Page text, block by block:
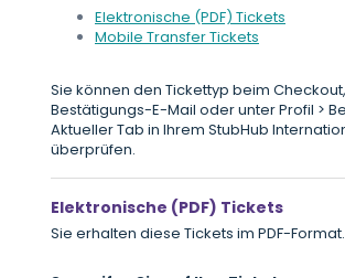
Elektronische (PDF) Tickets
Mobile Transfer Tickets
Sie können den Tickettyp beim
Bestätigungs-E-Mail oder unter Profil >
Aktueller Tab in Ihrem StubHub
überprüfen.
Elektronische (PDF) Tickets
Sie erhalten diese Tickets im PDF-Format.